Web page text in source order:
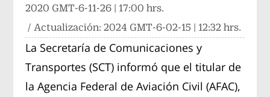
2020 GMT-6-11-26 | 17:00 hrs.
/ Actualización:2024 GMT-6-02-15 | 12:32 hrs.
La Secretaría de Comunicaciones y
Transportes (SCT) informó que el titular de
la Agencia Federal de Aviación Civil (AFAC),